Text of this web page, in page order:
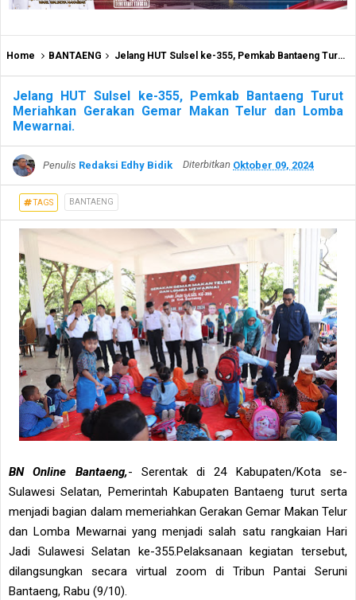
Home BANTAENG Jelang HUT Sulsel ke-355, Pemkab Bantaeng Turut Meriahkan Gerakan Gemar Makan Telur dan Lomba Mewarnai.
Jelang HUT Sulsel ke-355, Pemkab Bantaeng Turut
Meriahkan Gerakan Gemar Makan Telur dan Lomba
Mewarnai.
Penulis Redaksi Edhy Bidik Diterbitkan Oktober 09, 2024
TAGS BANTAENG
BN Online Bantaeng,- Serentak di 24 Kabupaten/Kota se-
Sulawesi Selatan, Pemerintah Kabupaten Bantaeng turut serta
menjadi bagian dalam memeriahkan Gerakan Gemar Makan Telur
dan Lomba Mewarnai yang menjadi salah satu rangkaian Hari
Jadi Sulawesi Selatan ke-355.Pelaksanaan kegiatan tersebut,
dilangsungkan secara virtual zoom di Tribun Pantai Seruni
Bantaeng, Rabu (9/10).